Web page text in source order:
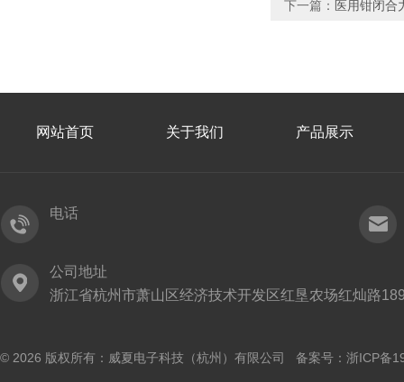
下一篇： 医用钳闭合
网站首页 关于我们 产品展示
电话
公司地址
浙江省杭州市萧山区经济技术开发区红垦农场红灿路
© 2026 版权所有：威夏电子科技（杭州）有限公司 备案号： 浙ICP备